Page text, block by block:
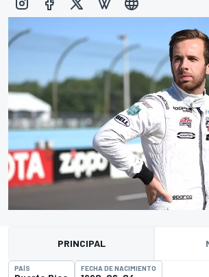
PRINCIPAL
PAÍS FECHA DE NACIMIENTO